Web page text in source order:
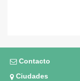
Contacto
Ciudades